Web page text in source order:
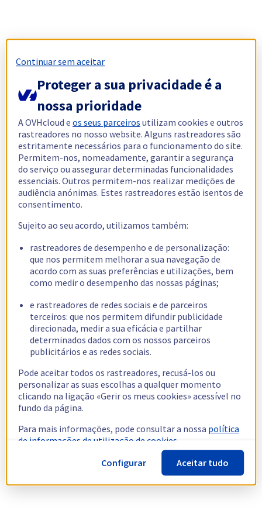
Continuar sem aceitar
Proteger a sua privacidade é a
nossa prioridade
A OVHcloud eos seus parceiros utilizam cookies e outros
rastreadores no nosso website. Alguns rastreadores são
estritamente necessários para o funcionamento do site.
Permitem-nos, nomeadamente, garantir a segurança
do serviço ou assegurar determinadas funcionalidades
essenciais. Outros permitem-nos realizar medições de
audiência anónimas. Estes rastreadores estão isentos de
consentimento.
Sujeito ao seu acordo, utilizamos também:
rastreadores de desempenho e de personalização:
que nos permitem melhorar a sua navegação de
acordo com as suas preferências e utilizações, bem
como medir o desempenho das nossas páginas;
e rastreadores de redes sociais e de parceiros
terceiros: que nos permitem difundir publicidade
direcionada, medir a sua eficácia e partilhar
determinados dados com os nossos parceiros
publicitários e as redes sociais.
Pode aceitar todos os rastreadores, recusá-los ou
personalizar as suas escolhas a qualquer momento
clicando na ligação «Gerir os meus cookies» acessível no
fundo da página.
Para mais informações, pode consultar a nossa política
de informações de utilização de cookies.
Configurar
Aceitar tudo